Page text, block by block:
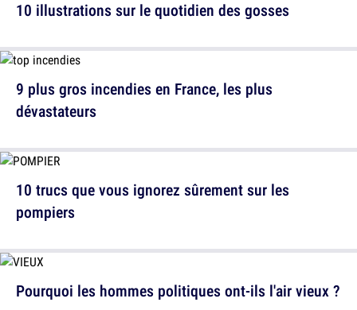
10 illustrations sur le quotidien des gosses
10 trucs que vous ignorez sûrement sur les
pompiers
9 plus gros incendies en France, les plus
dévastateurs
Pourquoi les hommes politiques ont-ils l'air vieux ?